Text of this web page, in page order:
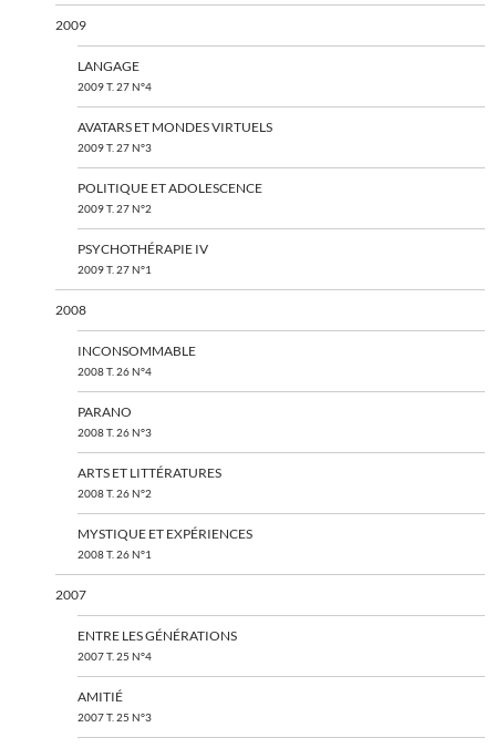
2009
LANGAGE
2009 T. 27 N°4
AVATARS ET MONDES VIRTUELS
2009 T. 27 N°3
POLITIQUE ET ADOLESCENCE
2009 T. 27 N°2
PSYCHOTHÉRAPIE IV
2009 T. 27 N°1
2008
INCONSOMMABLE
2008 T. 26 N°4
PARANO
2008 T. 26 N°3
ARTS ET LITTÉRATURES
2008 T. 26 N°2
MYSTIQUE ET EXPÉRIENCES
2008 T. 26 N°1
2007
ENTRE LES GÉNÉRATIONS
2007 T. 25 N°4
AMITIÉ
2007 T. 25 N°3